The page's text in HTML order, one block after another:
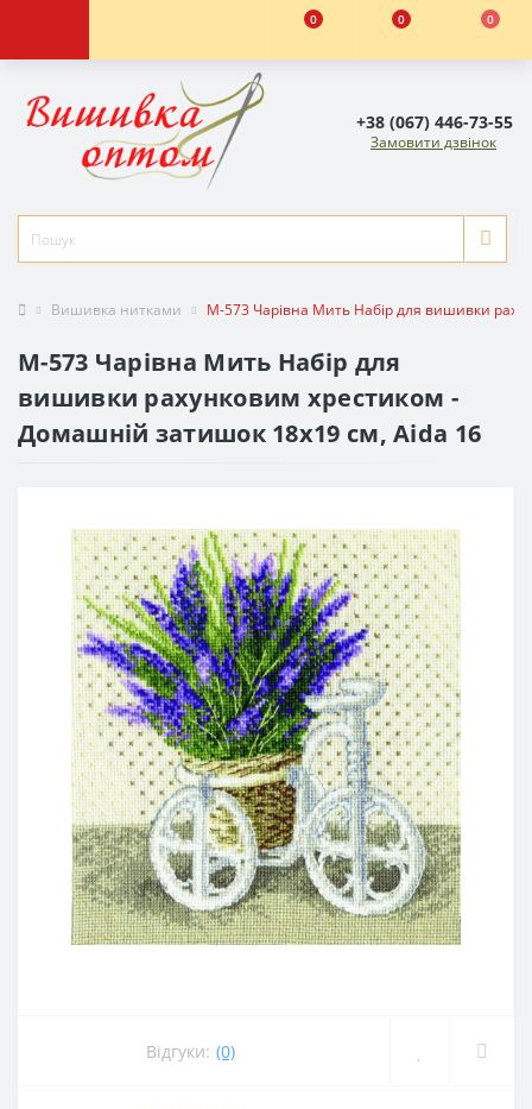
0 0 0
+38 (067) 446-73-55
Замовити дзвінок
Вишивка нитками М-573 Чарівна Мить Набір для вишивки
М-573 Чарівна Мить Набір для
вишивки рахунковим хрестиком -
Домашній затишок 18х19 см, Aida 16
Відгуки: (0)